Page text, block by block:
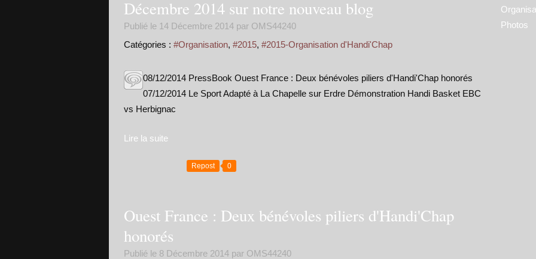
Décembre 2014 sur notre nouveau blog
Publié le 14 Décembre 2014 par OMS44240
Catégories : #Organisation, #2015, #2015-Organisation d'Handi'Chap
08/12/2014 PressBook Ouest France : Deux bénévoles piliers d'Handi'Chap honorés
07/12/2014 Le Sport Adapté à La Chapelle sur Erdre Démonstration Handi Basket EBC
vs Herbignac
Lire la suite
Repost 0
Ouest France : Deux bénévoles piliers d'Handi'Chap
honorés
Publié le 8 Décembre 2014 par OMS44240
Photos